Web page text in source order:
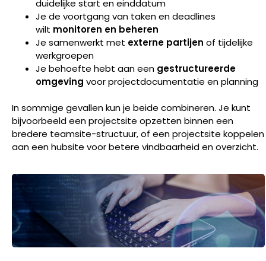
duidelijke start en einddatum
Je de voortgang van taken en deadlines
wilt monitoren en beheren
Je samenwerkt met externe partijen of tijdelijke
werkgroepen
Je behoefte hebt aan een gestructureerde
omgeving voor projectdocumentatie en planning
In sommige gevallen kun je beide combineren. Je kunt
bijvoorbeeld een projectsite opzetten binnen een
bredere teamsite-structuur, of een projectsite koppelen
aan een hubsite voor betere vindbaarheid en overzicht.